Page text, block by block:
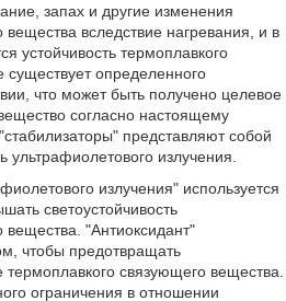
запах и другие изменения
вследствие нагревания, и в
устойчивость термоплавкого
определенного
что может быть получено целевое
согласно настоящему
представляют собой
ультрафиолетового излучения.
излучения" используется
светоустойчивость
вещества. "Антиоксидант"
чтобы предотвращать
связующего вещества.
ограничения в отношении